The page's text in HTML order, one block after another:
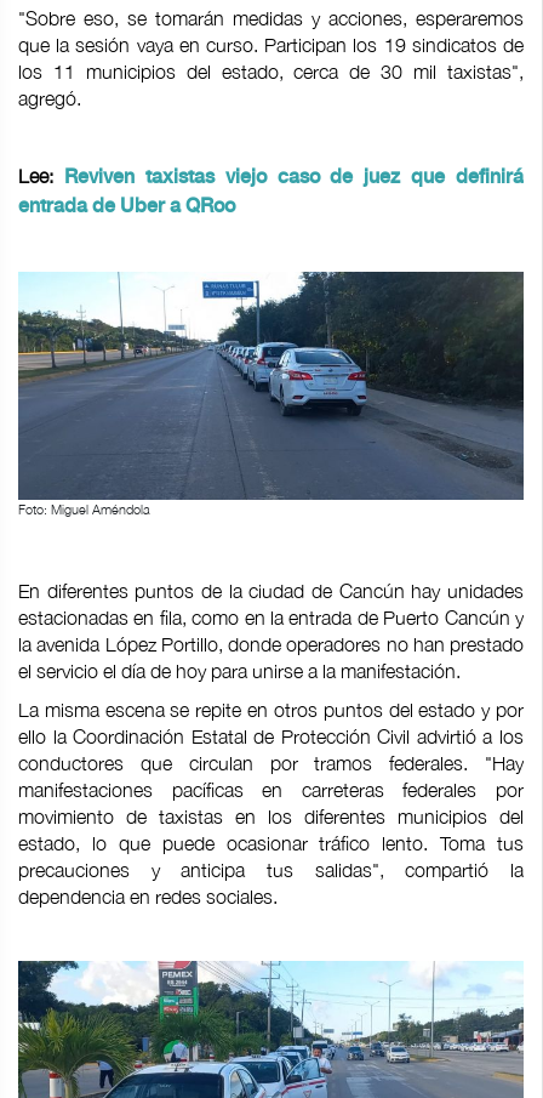
"Sobre eso, se tomarán medidas y acciones, esperaremos
que la sesión vaya en curso. Participan los 19 sindicatos de
los 11 municipios del estado, cerca de 30 mil taxistas",
agregó.
Lee:
Reviven taxistas viejo caso de juez que definirá
entrada de Uber a QRoo
Foto: Miguel Améndola
En diferentes puntos de la ciudad de Cancún hay unidades
estacionadas en fila, como en la entrada de Puerto Cancún y
la avenida López Portillo, donde operadores no han prestado
el servicio el día de hoy para unirse a la manifestación.
La misma escena se repite en otros puntos del estado y por
ello la Coordinación Estatal de Protección Civil advirtió a los
conductores que circulan por tramos federales. "Hay
manifestaciones pacíficas en carreteras federales por
movimiento de taxistas en los diferentes municipios del
estado, lo que puede ocasionar tráfico lento. Toma tus
precauciones y anticipa tus salidas", compartió la
dependencia en redes sociales.